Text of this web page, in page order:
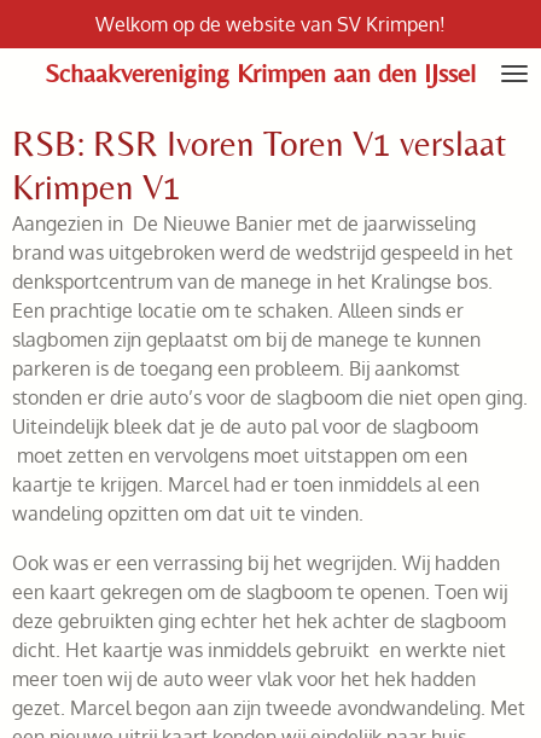
direct
naar
hoofdinhoud
Schaakvereniging Krimpen aan den IJssel
Welkom op de website van SV Krimpen!
RSB: RSR Ivoren Toren V1 verslaat
Krimpen V1
Aangezien in De Nieuwe Banier met de jaarwisseling
brand was uitgebroken werd de wedstrijd gespeeld in het
denksportcentrum van de manege in het Kralingse bos.
Een prachtige locatie om te schaken. Alleen sinds er
slagbomen zijn geplaatst om bij de manege te kunnen
parkeren is de toegang een probleem. Bij aankomst
stonden er drie auto’s voor de slagboom die niet open ging.
Uiteindelijk bleek dat je de auto pal voor de slagboom
moet zetten en vervolgens moet uitstappen om een
kaartje te krijgen. Marcel had er toen inmiddels al een
wandeling opzitten om dat uit te vinden.
Ook was er een verrassing bij het wegrijden. Wij hadden
een kaart gekregen om de slagboom te openen. Toen wij
deze gebruikten ging echter het hek achter de slagboom
dicht. Het kaartje was inmiddels gebruikt en werkte niet
meer toen wij de auto weer vlak voor het hek hadden
gezet. Marcel begon aan zijn tweede avondwandeling. Met